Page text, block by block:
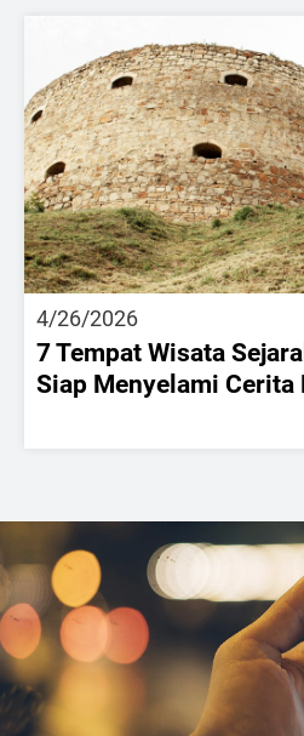
4/26/2026
7 Tempat Wisata
Siap Menyelami Cerita